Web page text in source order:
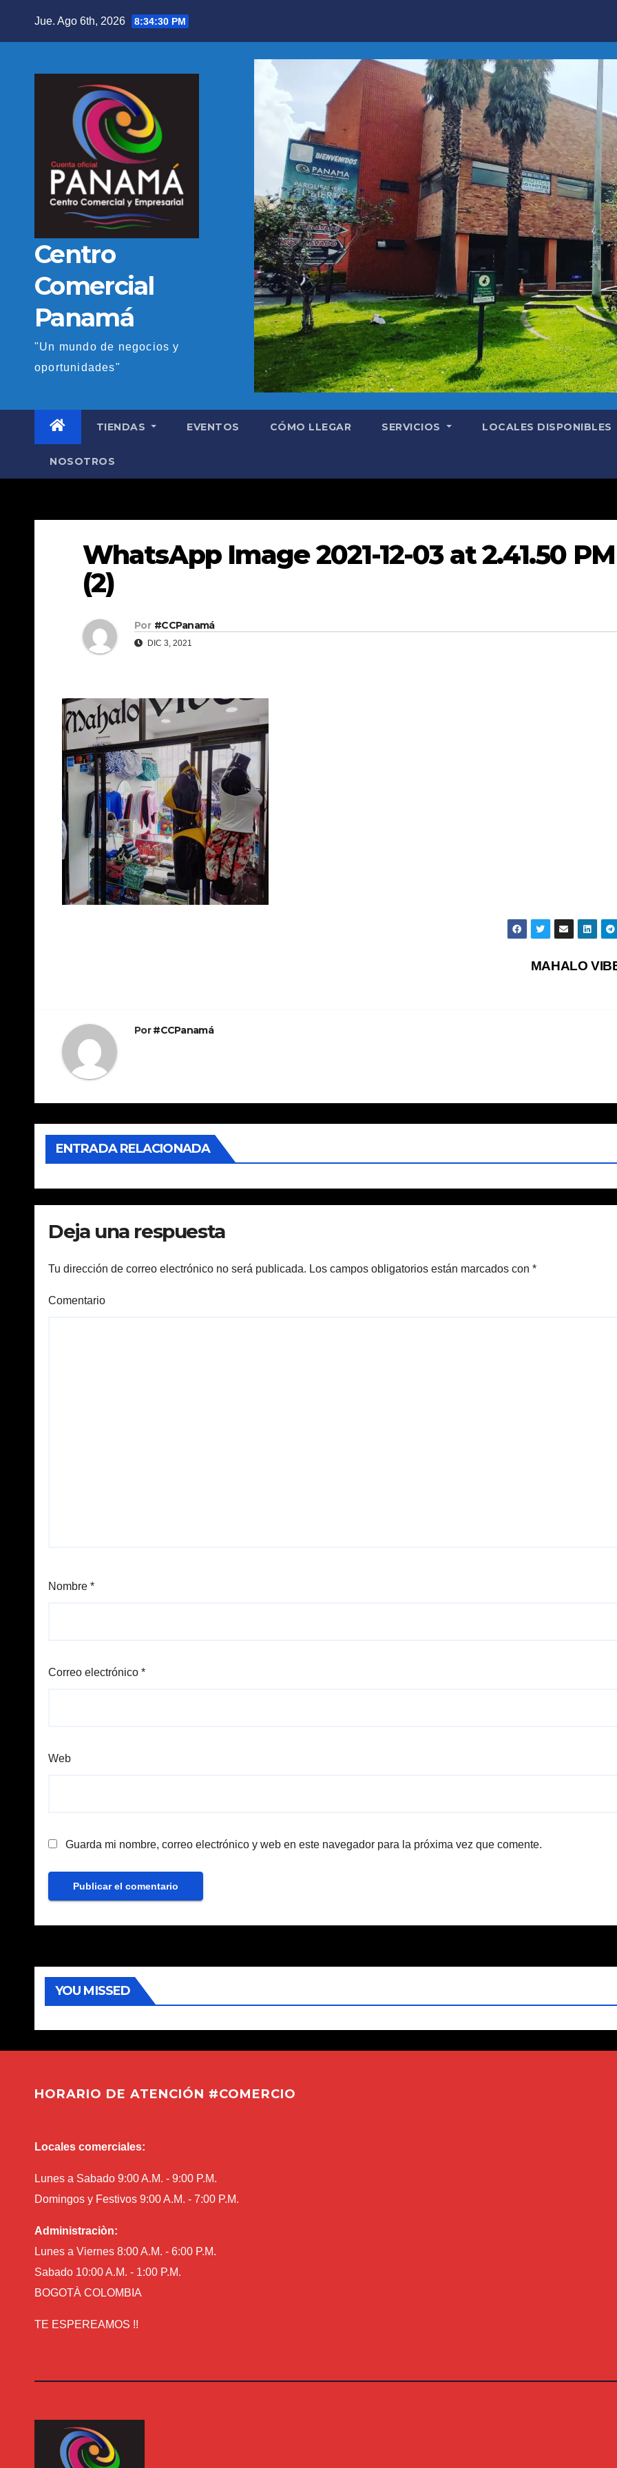
Jue. Ago 6th, 2026 8:34:31 PM
Centro
Comercial
Panamá
"Un mundo de negocios y
oportunidades"
TIENDAS EVENTOS CÓMO LLEGAR SERVICIOS LOCALES DISPONIBLES
NOSOTROS
WhatsApp Image 2021-12-03 at 2.41.50 PM
(2)
Por #CCPanamá
DIC 3, 2021
MAHALO
Por#CCPanamá
ENTRADA RELACIONADA
Deja una respuesta
Tu dirección de correo electrónico no será publicada. Los campos obligatorios están marcados con *
Comentario
Nombre *
Correo electrónico *
Web
Guarda mi nombre, correo electrónico y web en este navegador para la próxima vez que comente.
YOU MISSED
HORARIO DE ATENCIÓN #COMERCIO
Locales comerciales:
Lunes a Sabado 9:00 A.M. - 9:00 P.M.
Domingos y Festivos 9:00 A.M. - 7:00 P.M.
Administraciòn:
Lunes a Viernes 8:00 A.M. - 6:00 P.M.
Sabado 10:00 A.M. - 1:00 P.M.
BOGOTÀ COLOMBIA
TE ESPEREAMOS !!